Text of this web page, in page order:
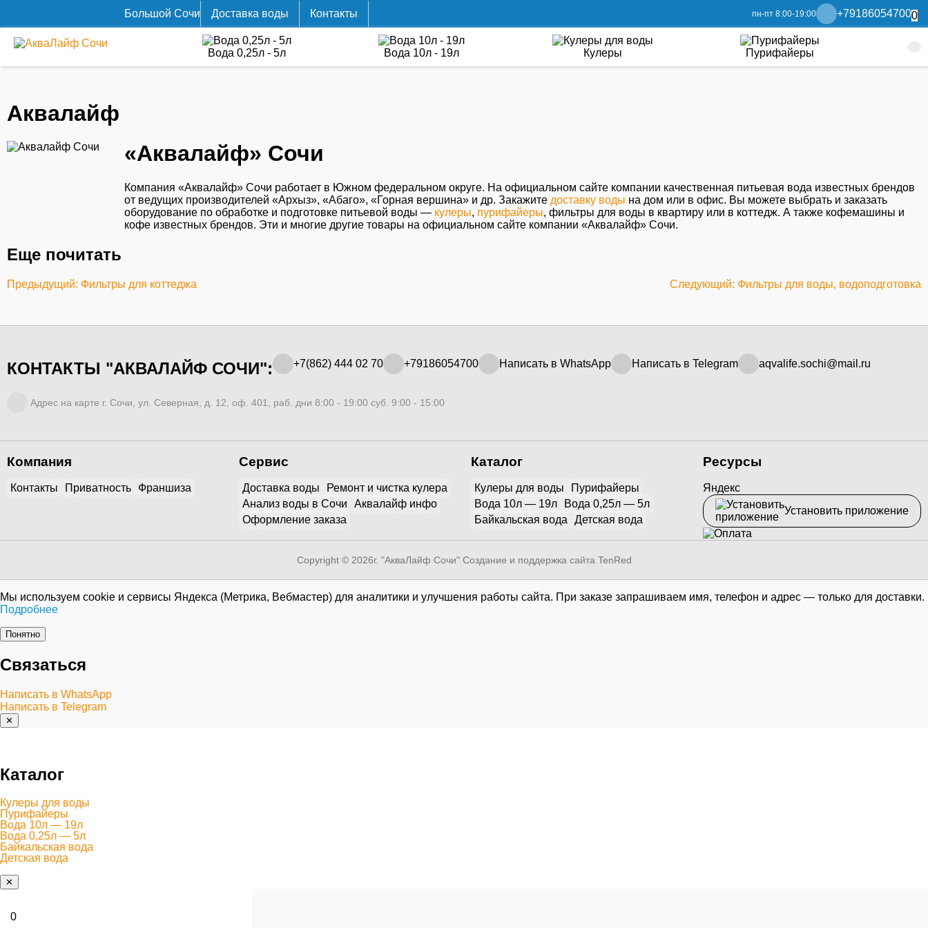
Большой Cочи Доставка воды Контакты пн-пт 8:00-19:00 +791860547000
Вода 0,25л - 5л Вода 10л - 19л Кулеры Пурифайеры
Аквалайф
«Аквалайф» Сочи
Компания «Аквалайф» Сочи работает в Южном федеральном округе. На официальном сайте компании качественная питьевая вода известных брендов
от ведущих производителей «Архыз», «Абаго», «Горная вершина» и др. Закажите доставку воды на дом или в офис. Вы можете выбрать и заказать
оборудование по обработке и подготовке питьевой воды — кулеры, пурифайеры, фильтры для воды в квартиру или в коттедж. А также кофемашины и
кофе известных брендов. Эти и многие другие товары на официальном сайте компании «Аквалайф» Сочи.
Еще почитать
Следующий: Фильтры для воды, водоподготовка
Предыдущий: Фильтры для коттеджа
КОНТАКТЫ "АКВАЛАЙФ СОЧИ": +7(862) 444 02 70 +79186054700 Написать в WhatsApp Написать в Telegram aqvalife.sochi@mail.ru
Адрес на карте г. Сочи, ул. Северная, д. 12, оф. 401, раб. дни 8:00 - 19:00 суб. 9:00 - 15:00
Компания
Контакты Приватность Франшиза
Сервис
Доставка воды
Ремонт и чистка кулера
Анализ воды в Сочи
Аквалайф инфо
Оформление заказа
Каталог
Кулеры для воды
Пурифайеры
Вода 10л — 19л
Вода 0,25л — 5л
Байкальская вода
Детская вода
Ресурсы
Яндекс
Установить приложение
Copyright © 2026г. "АкваЛайф Сочи" Создание и поддержка сайта TenRed
Мы используем cookie и сервисы Яндекса (Метрика, Вебмастер) для аналитики и улучшения работы сайта. При заказе запрашиваем имя, телефон и адрес — только для доставки.
Подробнее
Понятно
Связаться
Написать в WhatsApp
Написать в Telegram
✕
Каталог
Кулеры для воды
Пурифайеры
Вода 10л — 19л
Вода 0,25л — 5л
Байкальская вода
Детская вода
✕
0